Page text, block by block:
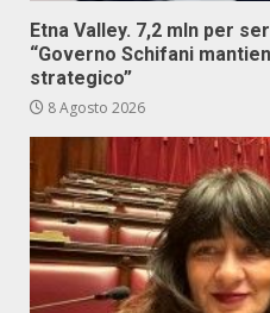
Etna Valley. 7,2 mln per
“Governo Schifani
strategico”
8 Agosto 2026